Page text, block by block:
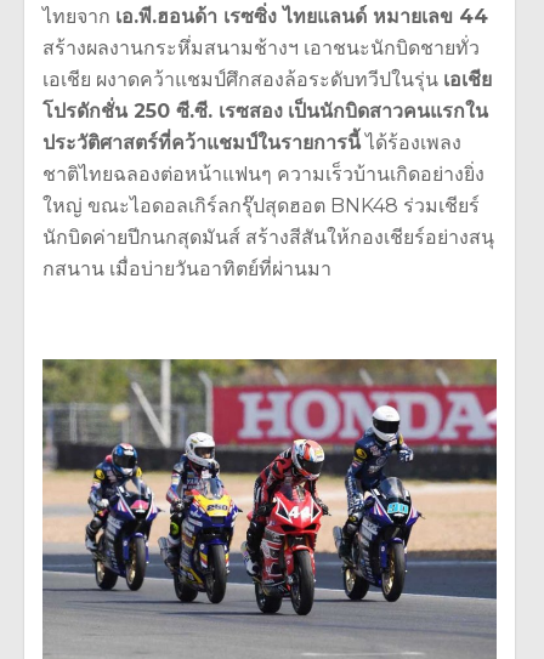
ไทยจาก เอ.พี.ฮอนด้า เรซซิ่ง ไทยแลนด์ หมายเลข 44
สร้างผลงานกระหึ่มสนามช้างฯ เอาชนะนักบิดชายทั่ว
เอเชีย ผงาดคว้าแชมป์ศึกสองล้อระดับทวีปในรุ่น เอเชีย
โปรดักชั่น 250 ซี.ซี. เรซสอง เป็นนักบิดสาวคนแรกใน
ประวัติศาสตร์ที่คว้าแชมป์ในรายการนี้ได้ร้องเพลง
ชาติไทยฉลองต่อหน้าแฟนๆ ความเร็วบ้านเกิดอย่างยิ่ง
ใหญ่ ขณะไอดอลเกิร์ลกรุ๊ปสุดฮอต BNK48 ร่วมเชียร์
นักบิดค่ายปีกนกสุดมันส์ สร้างสีสันให้กองเชียร์อย่างสนุ
กสนาน เมื่อบ่ายวันอาทิตย์ที่ผ่านมา